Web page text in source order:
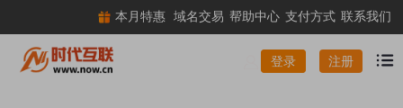
本月特惠 域名交易 帮助中心 支付方式 联系我们
登录 注册